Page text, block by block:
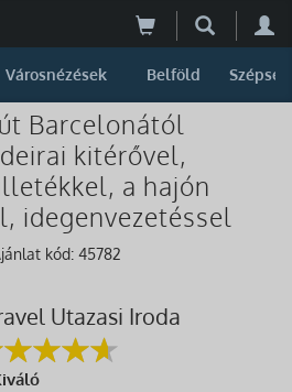
Városnézések Belföld Szépség
Barcelonától
kitérővel,
a hajón
idegenvezetéssel
kód: 45782
Utazasi Iroda